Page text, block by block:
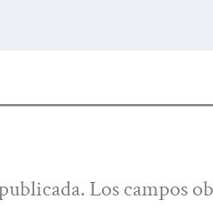
Los campos